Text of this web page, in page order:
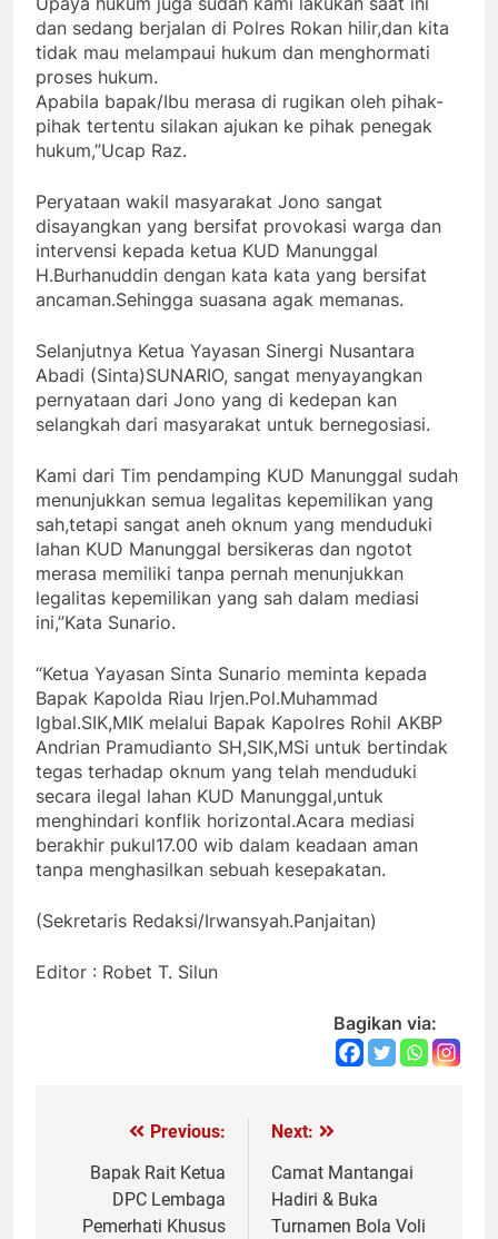
dan sedang berjalan di Polres Rokan hilir,dan kita
tidak mau melampaui hukum dan menghormati
proses hukum.
Apabila bapak/Ibu merasa di rugikan oleh pihak-
pihak tertentu silakan ajukan ke pihak penegak
hukum,”Ucap Raz.
Peryataan wakil masyarakat Jono sangat
disayangkan yang bersifat provokasi warga dan
intervensi kepada ketua KUD Manunggal
H.Burhanuddin dengan kata kata yang bersifat
ancaman.Sehingga suasana agak memanas.
Selanjutnya Ketua Yayasan Sinergi Nusantara
Abadi (Sinta)SUNARIO, sangat menyayangkan
pernyataan dari Jono yang di kedepan kan
selangkah dari masyarakat untuk bernegosiasi.
Kami dari Tim pendamping KUD Manunggal sudah
menunjukkan semua legalitas kepemilikan yang
sah,tetapi sangat aneh oknum yang menduduki
lahan KUD Manunggal bersikeras dan ngotot
merasa memiliki tanpa pernah menunjukkan
legalitas kepemilikan yang sah dalam mediasi
ini,”Kata Sunario.
“Ketua Yayasan Sinta Sunario meminta kepada
Bapak Kapolda Riau Irjen.Pol.Muhammad
Igbal.SIK,MIK melalui Bapak Kapolres Rohil AKBP
Andrian Pramudianto SH,SIK,MSi untuk bertindak
tegas terhadap oknum yang telah menduduki
secara ilegal lahan KUD Manunggal,untuk
menghindari konflik horizontal.Acara mediasi
berakhir pukul17.00 wib dalam keadaan aman
tanpa menghasilkan sebuah kesepakatan.
(Sekretaris Redaksi/Irwansyah.Panjaitan)
Editor : Robet T. Silun
Bagikan via:
Navigasi
pos
Previous:
Bapak Rait Ketua
DPC Lembaga
Pemerhati Khusus
Next:
Camat Mantangai
Hadiri & Buka
Turnamen Bola Voli